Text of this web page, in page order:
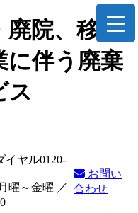
院、移
に伴う廃棄
ス
0120-
曜～金曜 ／
お問い
合わせ